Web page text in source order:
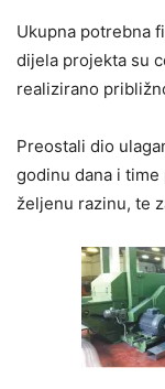
Ukupna potrebna
dijela projekta su
realizirano
Preostali dio
godinu dana i
željenu razinu, te